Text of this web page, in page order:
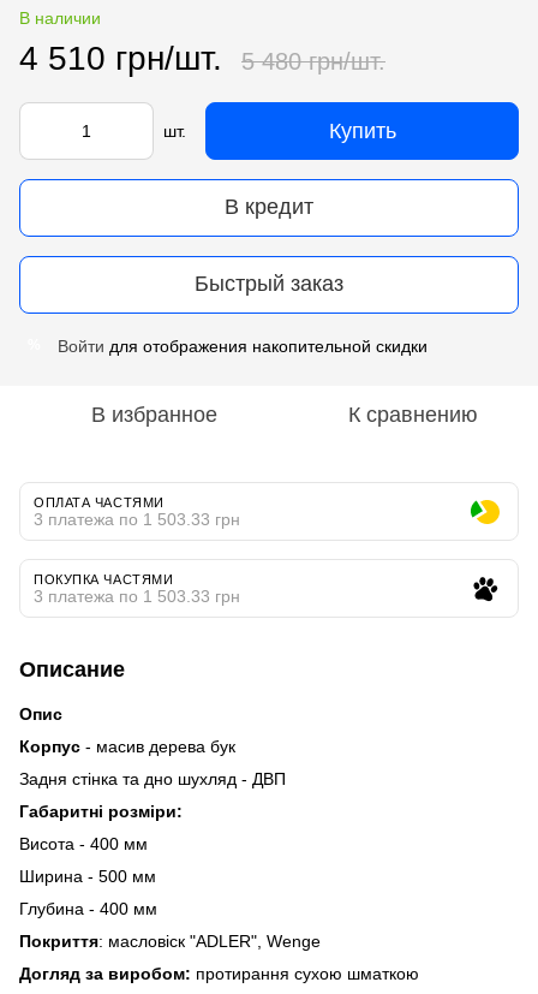
В наличии
4 510 грн/шт. 5 480 грн/шт.
шт. Купить
В кредит
Быстрый заказ
Войти для отображения накопительной скидки
В избранное К сравнению
ОПЛАТА ЧАСТЯМИ
3 платежа по 1 503.33 грн
ПОКУПКА ЧАСТЯМИ
3 платежа по 1 503.33 грн
Описание
Опис
Корпус - масив дерева бук
Задня стінка та дно шухляд - ДВП
Габаритні розміри:
Висота - 400 мм
Ширина - 500 мм
Глубина - 400 мм
Покриття: масловіск "ADLER", Wenge
Догляд за виробом: протирання сухою шматкою